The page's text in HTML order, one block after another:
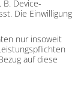
Device-
Die Einwilligung
nur insoweit
auf diese